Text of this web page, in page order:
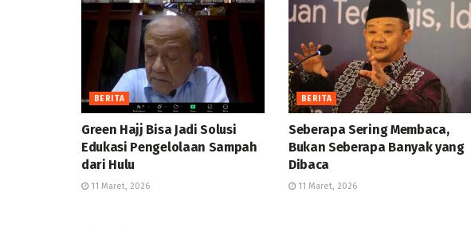
BERITA
Green Hajj Bisa Jadi Solusi
Edukasi Pengelolaan Sampah
dari Hulu
11 Maret, 2026
BERITA
Seberapa Sering Membaca,
Bukan Seberapa Banyak yang
Dibaca
11 Maret, 2026